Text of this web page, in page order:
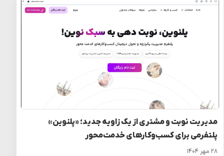
مدیریت نوبت و مشتری از یک زاویه جدید؛ «پلنوین»
پلتفرمی برای کسب‌وکارهای خدمت‌محور
۲۸ مهر ۱۴۰۴